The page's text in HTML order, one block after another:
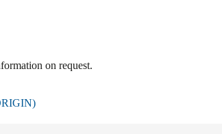
on request.